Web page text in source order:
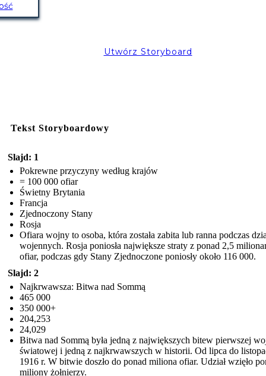
Utwórz Storyboard
Tekst Storyboardowy
Slajd: 1
Pokrewne przyczyny według krajów
= 100 000 ofiar
Świetny Brytania
Francja
Zjednoczony Stany
Rosja
Ofiara wojny to osoba, która została zabita lub ranna podczas
wojennych. Rosja poniosła największe straty z ponad 2,5
ofiar, podczas gdy Stany Zjednoczone poniosły około 116 000.
Slajd: 2
Najkrwawsza: Bitwa nad Sommą
465 000
350 000+
204,253
24,029
Bitwa nad Sommą była jedną z największych bitew pierwszej
światowej i jedną z najkrwawszych w historii. Od lipca do
1916 r. W bitwie doszło do ponad miliona ofiar. Udział wzięło
miliony żołnierzy.